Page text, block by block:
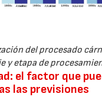
del procesado
y etapa de
el factor que
las previsiones